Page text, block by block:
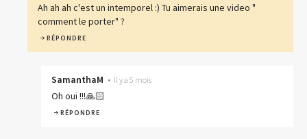
Ah ah ah c'est un intemporel :) Tu aimerais une video "
comment le porter" ?
RÉPONDRE
SamanthaM • Il y a 5 mois
Oh oui !!!🙏🏻
RÉPONDRE